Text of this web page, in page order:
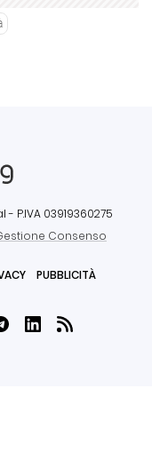
- P.IVA 03919360275
Consenso
PUBBLICITÀ